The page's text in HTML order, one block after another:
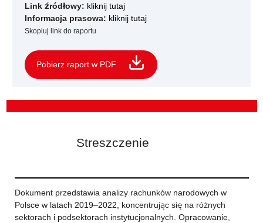
Link źródłowy: kliknij tutaj
Informacja prasowa: kliknij tutaj
Skopiuj link do raportu
Pobierz raport w PDF
Streszczenie
Dokument przedstawia analizy rachunków narodowych w
Polsce w latach 2019–2022, koncentrując się na różnych
sektorach i podsektorach instytucjonalnych. Opracowanie,